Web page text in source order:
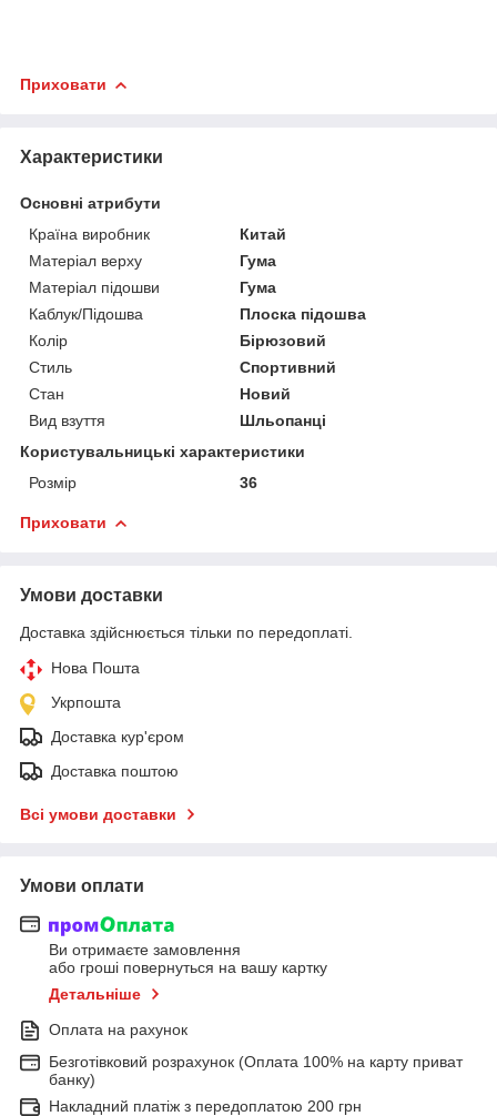
Приховати
Характеристики
Основні атрибути
Країна виробник
Китай
Матеріал верху
Гума
Матеріал підошви
Гума
Каблук/Підошва
Плоска підошва
Колір
Бірюзовий
Стиль
Спортивний
Стан
Новий
Вид взуття
Шльопанці
Користувальницькі характеристики
Розмір
36
Приховати
Умови доставки
Доставка здійснюється тільки по передоплаті.
Нова Пошта
Укрпошта
Доставка кур'єром
Доставка поштою
Всі умови доставки
Умови оплати
Ви отримаєте замовлення
або гроші повернуться на вашу картку
Детальніше
Оплата на рахунок
Безготівковий розрахунок (Оплата 100% на карту приват
банку)
Накладний платіж з передоплатою 200 грн